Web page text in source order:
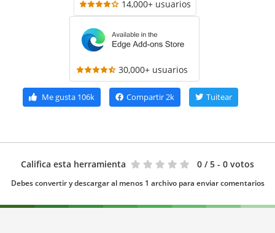
14,000+ usuarios
30,000+ usuarios
Me gusta106k Compartir2k Tuitear
Califica esta herramienta 0 / 5 - 0 votos
Debes convertir y descargar al menos 1 archivo para enviar comentarios